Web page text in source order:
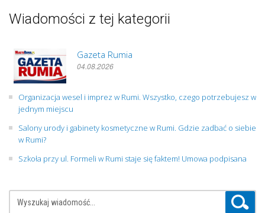
Wiadomości z tej kategorii
Gazeta Rumia
04.08.2026
Organizacja wesel i imprez w Rumi. Wszystko, czego potrzebujesz w
jednym miejscu
Salony urody i gabinety kosmetyczne w Rumi. Gdzie zadbać o siebie
w Rumi?
Szkoła przy ul. Formeli w Rumi staje się faktem! Umowa podpisana